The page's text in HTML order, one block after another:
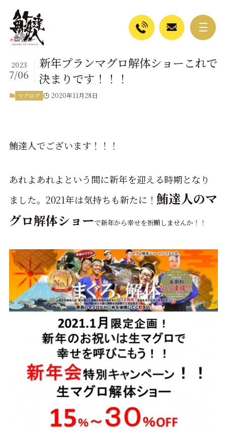
新年プランマグロ解体ショーこれで
決まりです！！！
2023
7/06
マグログ 2020年11月28日
鮪達人でございます！！！
あれよあれよという間に新年を迎える時期となり
ました。2021年は気持ちも新たに！ 鮪達人のマ
グロ解体ショーで新年から幸せを祈願しませんか！！